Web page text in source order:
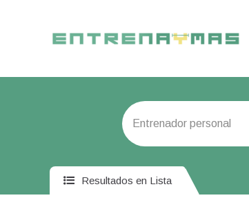
Resultados en Lista